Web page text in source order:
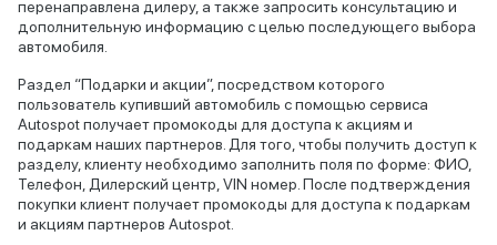
перенаправлена дилеру, а также запросить консультацию и
дополнительную информацию с целью последующего выбора
автомобиля.
Раздел “Подарки и акции”, посредством которого
пользователь купивший автомобиль с помощью сервиса
Autospot получает промокоды для доступа к акциям и
подаркам наших партнеров. Для того, чтобы получить доступ к
разделу, клиенту необходимо заполнить поля по форме: ФИО,
Телефон, Дилерский центр, VIN номер. После подтверждения
покупки клиент получает промокоды для доступа к подаркам
и акциям партнеров Autospot.